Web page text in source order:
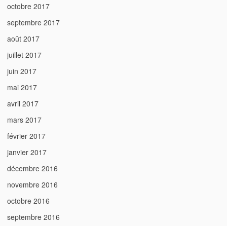
octobre 2017
septembre 2017
août 2017
juillet 2017
juin 2017
mai 2017
avril 2017
mars 2017
février 2017
janvier 2017
décembre 2016
novembre 2016
octobre 2016
septembre 2016